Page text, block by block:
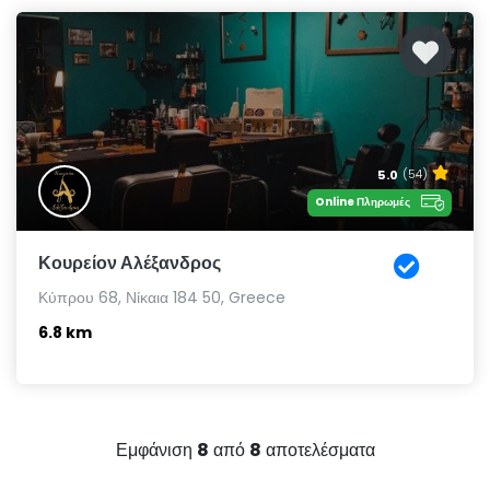
5.0 (54)
Online Πληρωμές
Κουρείον Αλέξανδρος
Κύπρου 68, Νίκαια 184 50, Greece
6.8 km
Εμφάνιση 8 από 8 αποτελέσματα